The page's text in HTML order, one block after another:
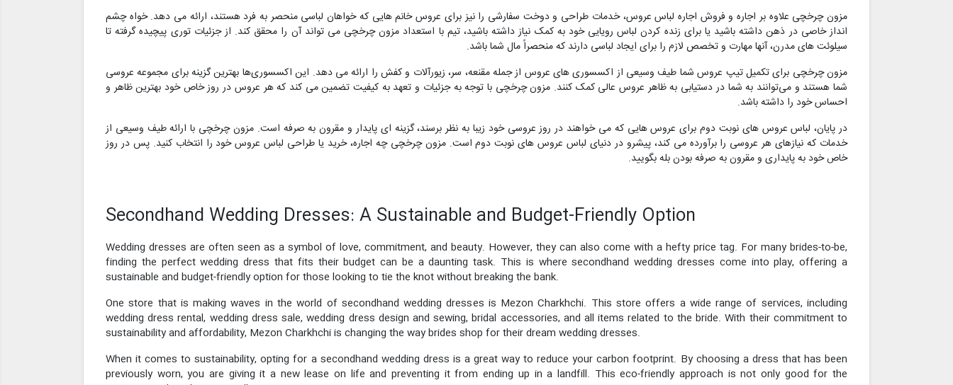
مزون چرخچی علاوه بر اجاره و فروش اجاره لباس عروس، خدمات طراحی و دوخت سفارشی را نیز برای عروس خانم هایی که خواهان لباسی منحصر به فرد هستند، ارائه می دهد. خواه چشم
انداز خاصی در ذهن داشته باشید یا برای زنده کردن لباس رویایی خود به کمک نیاز داشته باشید، تیم با استعداد مزون چرخچی می تواند آن را محقق کند. از جزئیات توری پیچیده گرفته تا
سیلوئت های مدرن، آنها مهارت و تخصص لازم را برای ایجاد لباسی دارند که منحصراً مال شما باشد.
مزون چرخچی برای تکمیل تیپ عروس شما طیف وسیعی از اکسسوری های عروس از جمله مقنعه، سر، زیورآلات و کفش را ارائه می دهد. این اکسسوری‌ها بهترین گزینه برای مجموعه عروسی
شما هستند و می‌توانند به شما در دستیابی به ظاهر عروس عالی کمک کنند. مزون چرخچی با توجه به جزئیات و تعهد به کیفیت تضمین می کند که هر عروس در روز خاص خود بهترین ظاهر و
احساس خود را داشته باشد.
در پایان، لباس عروس های نوبت دوم برای عروس هایی که می خواهند در روز عروسی خود زیبا به نظر برسند، گزینه ای پایدار و مقرون به صرفه است. مزون چرخچی با ارائه طیف وسیعی از
خدمات که نیازهای هر عروسی را برآورده می کند، پیشرو در دنیای لباس عروس های نوبت دوم است. مزون چرخچی چه اجاره، خرید یا طراحی لباس عروس خود را انتخاب کنید. پس در روز
خاص خود به پایداری و مقرون به صرفه بودن بله بگویید.
Secondhand Wedding Dresses: A Sustainable and Budget-Friendly Option
Wedding dresses are often seen as a symbol of love, commitment, and beauty. However, they can also come with a hefty price tag. For many brides-to-be,
finding the perfect wedding dress that fits their budget can be a daunting task. This is where secondhand wedding dresses come into play, offering a
sustainable and budget-friendly option for those looking to tie the knot without breaking the bank.
One store that is making waves in the world of secondhand wedding dresses is Mezon Charkhchi. This store offers a wide range of services, including
wedding dress rental, wedding dress sale, wedding dress design and sewing, bridal accessories, and all items related to the bride. With their commitment to
sustainability and affordability, Mezon Charkhchi is changing the way brides shop for their dream wedding dresses.
When it comes to sustainability, opting for a secondhand wedding dress is a great way to reduce your carbon footprint. By choosing a dress that has been
previously worn, you are giving it a new lease on life and preventing it from ending up in a landfill. This eco-friendly approach is not only good for the